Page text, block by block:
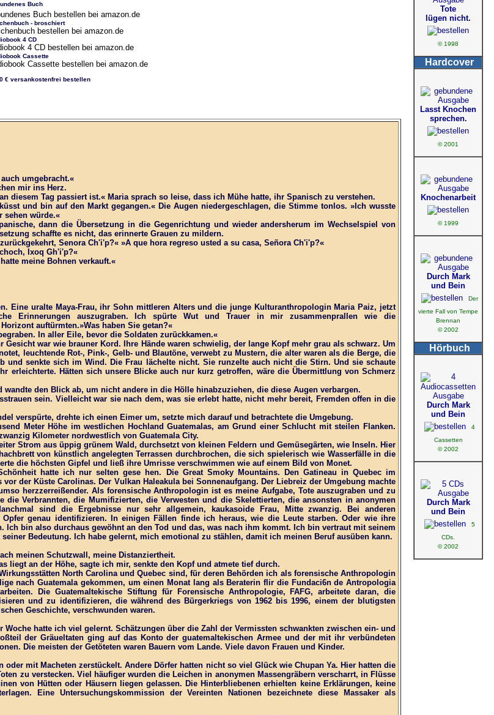
Buch
- broschiert
4 CD
Cassette
umgebracht.«
mir ins Herz.
diesem Tag passiert ist.« Maria sprach so leise, dass ich Mühe hatte, ihr Spanisch zu verstehen.
und bin auf den Markt gegangen.« Die Augen niedergeschlagen, die Stimme tonlos. »Ich wusste
sehen würde.«
dann die Übersetzung in die Gegenrichtung und wieder andersherum im Wechselspiel von
schaffte es nicht, das erinnerte Grauen zu mildern.
Senora Ch'i'p?« »A que hora regreso usted a su casa, Señora Ch'i'p?«
Ixoq Gh'i'p?«
meine Bohnen verkauft.«
Eine uralte Maya-Frau, ihr Sohn mittleren Alters und die junge Kulturanthropologin Maria Paiz, jetzt
Erinnerungen auszugraben. Ich spürte Wut und Trauer in mir zusammenprallen wie die
auftürmten.»Was haben Sie getan?«
In aller Eile, bevor die Soldaten zurückkamen.«
Gesicht war wie brauner Kord. Ihre Hände waren schwielig, der lange Kopf mehr grau als schwarz. Um
leuchtende Rot-, Pink-, Gelb- und Blautöne, verwebt zu Mustern, die alter waren als die Berge, die
und senkte sich im Wind. Die Frau lächelte nicht. Sie runzelte auch nicht die Stirn. Und sie schaute
erleichterte. Hätten sich unsere Blicke auch nur kurz getroffen, wäre die Übermittlung von Schmerz
wandte den Blick ab, um nicht andere in die Hölle hinabzuziehen, die diese Augen verbargen.
sein. Vielleicht war sie nach dem, was sie erlebt hatte, nicht mehr bereit, Fremden offen in die
verspürte, drehte ich einen Eimer um, setzte mich darauf und betrachtete die Umgebung.
Meter Höhe im westlichen Hochland Guatemalas, am Grund einer Schlucht mit steilen Flanken.
Kilometer nordwestlich von Guatemala City.
Strom aus üppig grünem Wald, durchsetzt von kleinen Feldern und Gemüsegärten, wie Inseln. Hier
von künstlich angelegten Terrassen durchbrochen, die sich spielerisch wie Wasserfälle in die
die höchsten Gipfel und ließ ihre Umrisse verschwimmen wie auf einem Bild von Monet.
hatte ich nur selten gese hen. Die Great Smoky Mountains. Den Gatineau in Quebec im
der Küste Carolinas. Der Vulkan Haleakula bei Sonnenaufgang. Der Liebreiz der Umgebung machte
herzzerreißender. Als forensische Anthropologin ist es meine Aufgabe, Tote auszugraben und zu
die Verbrannten, die Mumifizierten, die Verwesten und die Skelettierten, die ansonsten in anonymen
sind die Ergebnisse nur sehr allgemein, kaukasoide Frau, Mitte zwanzig. Bei anderen
genau identifizieren. In einigen Fällen finde ich heraus, wie die Leute starben. Oder wie ihre
Ich bin also durchaus gewöhnt an den Tod und das, was nach ihm kommt. Ich bin vertraut mit seinem
Bedeutung. Ich habe gelernt, mich emotional zu stählen, damit ich meinen Beruf ausüben kann.
meinen Schutzwall, meine Distanziertheit.
liegt an der Höhe, sagte ich mir, senkte den Kopf und atmete tief durch.
North Carolina und Quebec sind, für deren Behörden ich als forensische Anthropologin
nach Guatemala gekommen, um einen Monat lang als Beraterin flir die Fundaci6n de Antropologia
Die Guatemaltekische Stiftung für Forensische Anthropologie, FAFG, arbeitete daran, die
und zu identifizieren, die während des Bürgerkriegs von 1962 bis 1996, einem der blutigsten
Geschichte, verschwunden waren.
Woche hatte ich viel gelernt. Schätzungen über die Zahl der Vermissten schwankten zwischen ein- und
der Gräueltaten ging auf das Konto der guatemaltekischen Armee und der mit ihr verbündeten
Die meisten der Getöteten waren Bauern vom Lande. Viele davon Frauen und Kinder.
oder mit Macheten zerstückelt. Andere Dörfer hatten nicht so viel Glück wie Chupan Ya. Hier hatten die
zu verstecken. Viel häufiger wurden die Leichen in anonymen Massengräbern verscharrt, in Flüsse
von Hütten oder Häusern liegen gelassen. Die Hinterbliebenen erhielten keine Erklärungen, keine
Eine Untersuchungskommission der Vereinten Nationen bezeichnete diese Massaker als
Tote
lügen nicht.
© 1998
Hardcover
Lasst Knochen
sprechen.
© 2001
Knochenarbeit
© 1999
Durch Mark
und Bein
Der
vierte Fall von Tempe
Brennan
© 2002
Hörbuch
Durch Mark
und Bein
4
Cassetten
© 2002
Durch Mark
und Bein
5
CDs.
© 2002